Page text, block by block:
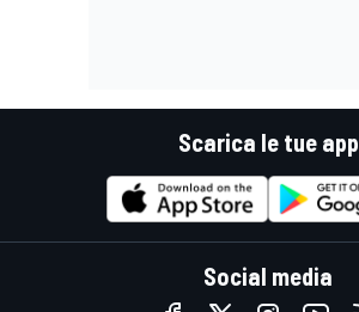
Scarica le tue app
Social media